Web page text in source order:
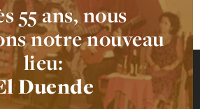
55 ans, nous
notre nouveau
lieu:
Duende